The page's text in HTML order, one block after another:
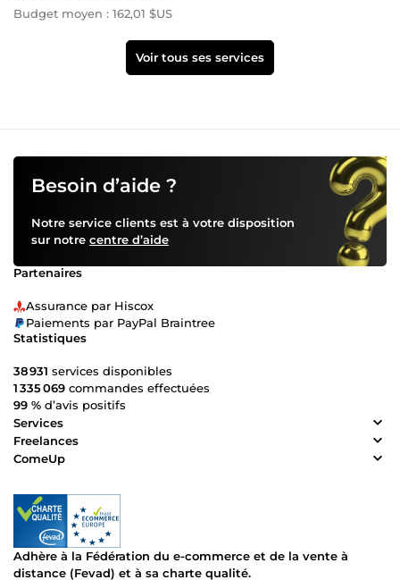
Budget moyen : 162,01 $US
Voir tous ses services
Besoin d’aide ?
Notre service clients est à votre disposition
sur notre centre d’aide
Partenaires
Assurance par Hiscox
Paiements par PayPal Braintree
Statistiques
38 931 services disponibles
1 335 069 commandes effectuées
99 % d’avis positifs
Services
Freelances
ComeUp
Adhère à la Fédération du e-commerce et de la vente à
distance (Fevad) et à sa charte qualité.